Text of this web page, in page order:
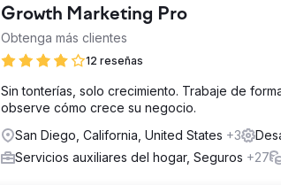
Growth Marketing Pro
Obtenga más clientes
12 reseñas
Sin tonterías, solo crecimiento. Trabaje de
observe cómo crece su negocio.
San Diego, California, United States +3
Servicios auxiliares del hogar, Seguros +27